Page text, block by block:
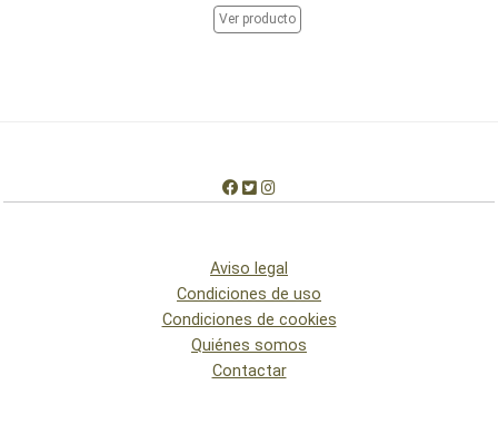
Ver producto
Aviso legal
Condiciones de uso
Condiciones de cookies
Quiénes somos
Contactar